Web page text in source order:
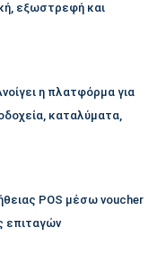
εξωστρεφή και
η πλατφόρμα για
καταλύματα,
POS μέσω voucher
επιταγών